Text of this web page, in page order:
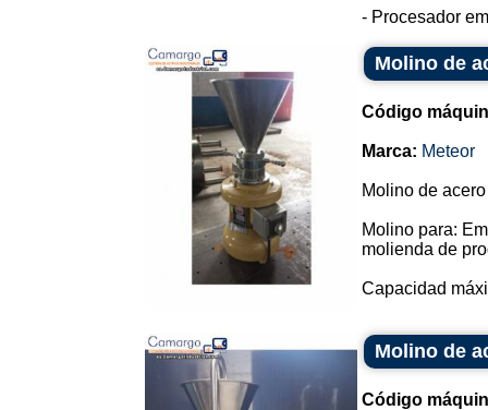
- Procesador
Molino de
Código
Marca: Meteor
Molino de
Molino para:
molienda de
Capacidad
Molino de
Código